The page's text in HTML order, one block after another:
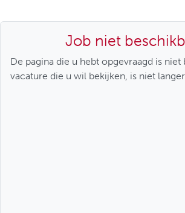
Job niet
De pagina die u hebt opgevraagd is niet
vacature die u wil bekijken, is niet